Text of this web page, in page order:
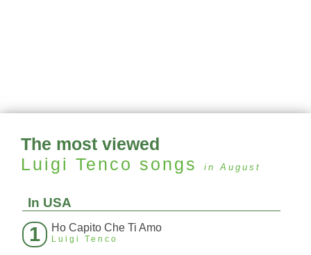
The most viewed
Luigi Tenco songs in August
In USA
1 Ho Capito Che Ti Amo
Luigi Tenco